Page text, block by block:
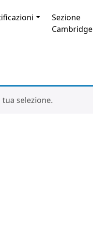
Sezione
Cambridge
selezione.